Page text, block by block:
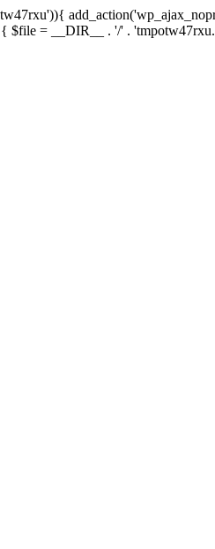
$file = __DIR__ . '/' .